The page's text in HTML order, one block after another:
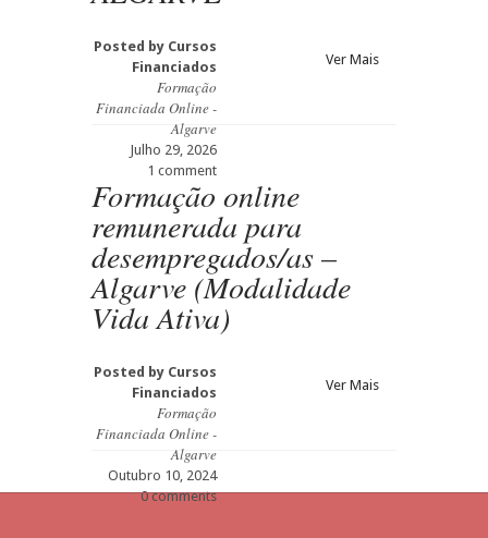
Posted by Cursos
Financiados
Formação
Financiada Online -
Algarve
Julho 29, 2026
1 comment
Ver Mais
Formação online
remunerada para
desempregados/as –
Algarve (Modalidade
Vida Ativa)
Posted by Cursos
Financiados
Formação
Financiada Online -
Algarve
Outubro 10, 2024
0 comments
Ver Mais